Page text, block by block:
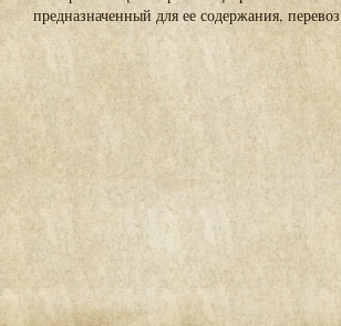
предназначенный для ее содержания,